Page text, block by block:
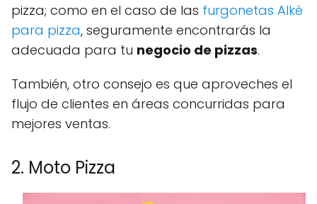
pizza; como en el caso de las furgonetas Alkè
para pizza, seguramente encontrarás la
adecuada para tu negocio de pizzas.
También, otro consejo es que aproveches el
flujo de clientes en áreas concurridas para
mejores ventas.
2. Moto Pizza